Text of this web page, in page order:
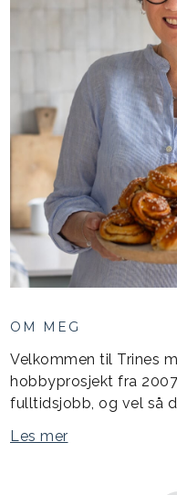
OM MEG
Velkommen til Trines
hobbyprosjekt fra
fulltidsjobb, og vel så
Les mer